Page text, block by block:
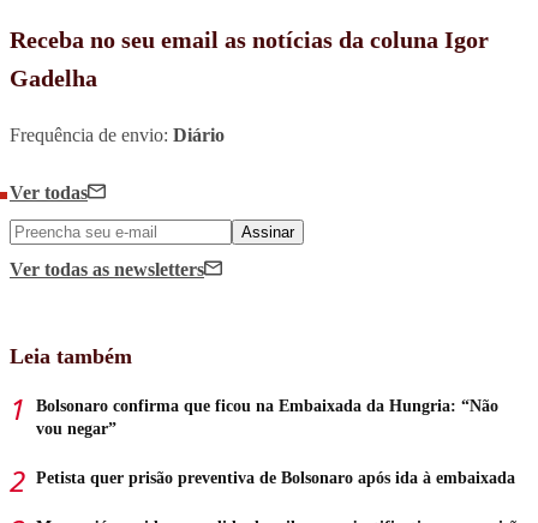
Receba no seu email as notícias da coluna Igor
Gadelha
Frequência de envio: Diário
Ver todas
Assinar
Ver todas as newsletters
Leia também
Bolsonaro confirma que ficou na Embaixada da Hungria: “Não
vou negar”
Petista quer prisão preventiva de Bolsonaro após ida à embaixada